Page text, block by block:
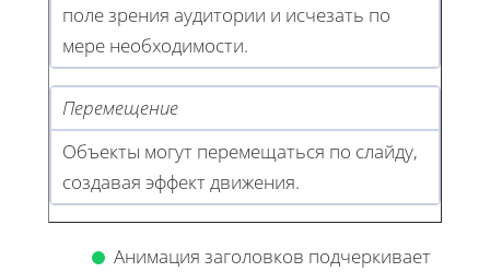
поле зрения аудитории и исчезать по
мере необходимости.
Перемещение
Объекты могут перемещаться по слайду,
создавая эффект движения.
Анимация заголовков подчеркивает